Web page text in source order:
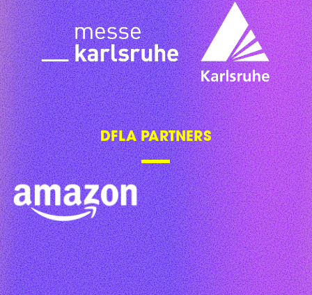
DFLA PARTNERS